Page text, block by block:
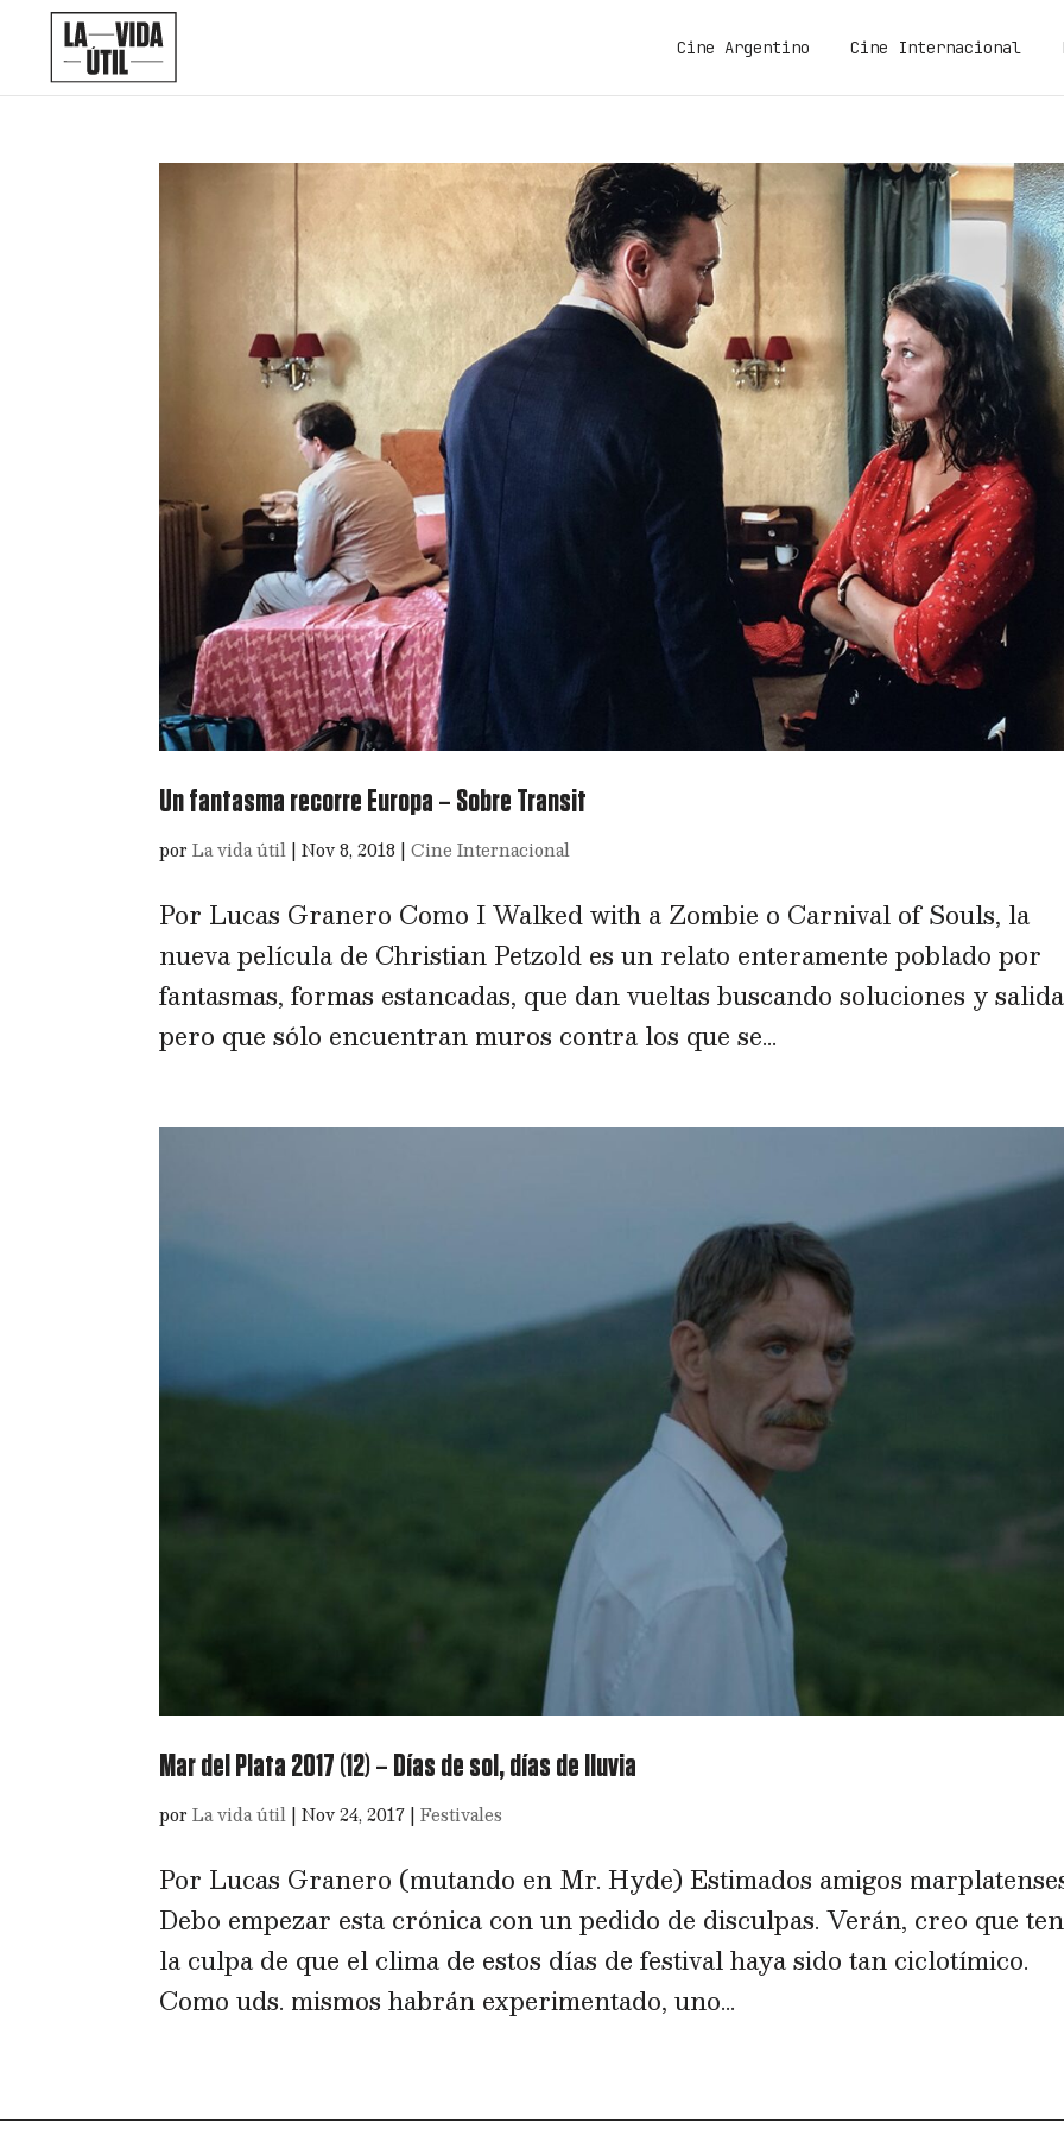
Cine Argentino Cine Internacional
Un fantasma recorre Europa – Sobre Transit
porLa vida útil |Nov 8, 2018 |Cine Internacional
Por Lucas Granero Como I Walked with a Zombie o Carnival of Souls, la
nueva película de Christian Petzold es un relato enteramente poblado por
fantasmas, formas estancadas, que dan vueltas buscando soluciones y
pero que sólo encuentran muros contra los que se...
Mar del Plata 2017 (12) – Días de sol, días de lluvia
porLa vida útil |Nov 24, 2017 |Festivales
Por Lucas Granero (mutando en Mr. Hyde) Estimados amigos
Debo empezar esta crónica con un pedido de disculpas. Verán, creo que
la culpa de que el clima de estos días de festival haya sido tan ciclotímico.
Como uds. mismos habrán experimentado, uno...